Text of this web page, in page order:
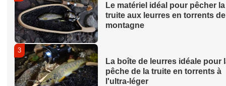
Le matériel idéal pour pêcher la
truite aux leurres en torrents de
montagne
3
La boîte de leurres idéale pour
pêche de la truite en torrents à
l'ultra-léger